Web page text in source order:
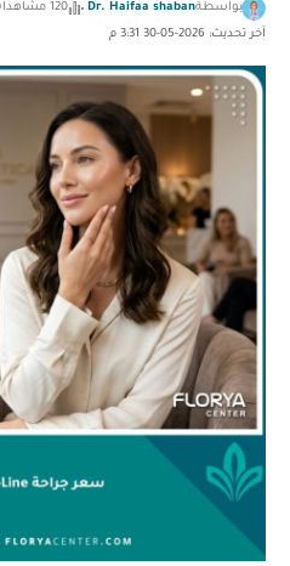
آخر تحديث: 2026-05-30 3:31 م
بواسطةDr. Haifaa shaban 120 مشاهدات